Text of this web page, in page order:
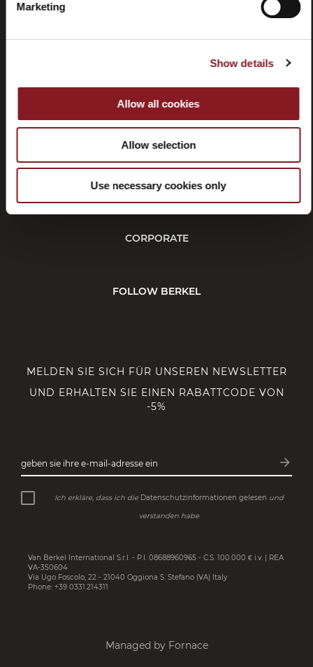
Marketing
Show details
Allow all cookies
Allow selection
Use necessary cookies only
KUNDENDIENST
CORPORATE
FOLLOW BERKEL
MELDEN SIE SICH FÜR UNSEREN NEWSLETTER
UND ERHALTEN SIE EINEN RABATTCODE VON
-5%
geben sie ihre e-mail-adresse ein arrow_forward
Ich erkläre, dass ich die Datenschutzinformationen gelesen und
verstanden habe
Van Berkel International S.r.l. - P.I. 08688960965 - C.S. 100.000 € i.v. | REA
VA-350604
Via Ugo Foscolo, 22 - 21040 Oggiona S. Stefano (VA) Italy
Phone: +39 0331.214311
Managed by Fornace